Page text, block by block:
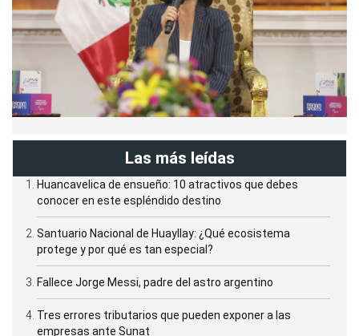
Las más leídas
Huancavelica de ensueño: 10 atractivos que debes
conocer en este espléndido destino
Santuario Nacional de Huayllay: ¿Qué ecosistema
protege y por qué es tan especial?
Fallece Jorge Messi, padre del astro argentino
Tres errores tributarios que pueden exponer a las
empresas ante Sunat